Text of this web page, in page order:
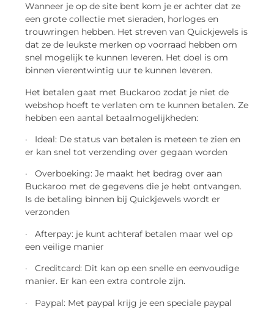
Wanneer je op de site bent kom je er achter dat ze
een grote collectie met sieraden, horloges en
trouwringen hebben. Het streven van Quickjewels is
dat ze de leukste merken op voorraad hebben om
snel mogelijk te kunnen leveren. Het doel is om
binnen vierentwintig uur te kunnen leveren.
Het betalen gaat met Buckaroo zodat je niet de
webshop hoeft te verlaten om te kunnen betalen. Ze
hebben een aantal betaalmogelijkheden:
· Ideal: De status van betalen is meteen te zien en
er kan snel tot verzending over gegaan worden
· Overboeking: Je maakt het bedrag over aan
Buckaroo met de gegevens die je hebt ontvangen.
Is de betaling binnen bij Quickjewels wordt er
verzonden
· Afterpay: je kunt achteraf betalen maar wel op
een veilige manier
· Creditcard: Dit kan op een snelle en eenvoudige
manier. Er kan een extra controle zijn.
· Paypal: Met paypal krijg je een speciale paypal